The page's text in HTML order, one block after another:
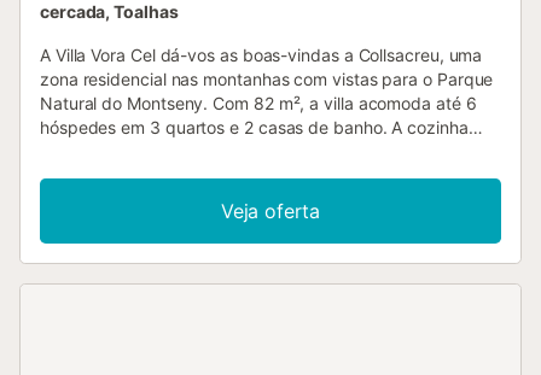
cercada, Toalhas
A Villa Vora Cel dá-vos as boas-vindas a Collsacreu, uma
zona residencial nas montanhas com vistas para o Parque
Natural do Montseny. Com 82 m², a villa acomoda até 6
hóspedes em 3 quartos e 2 casas de banho. A cozinha
vosso conforto, há Wi-Fi adequado para videochamadas,
televisão, ventoinha, aquecimento na sala e nos quartos, e
máquina de lavar roupa. No exterior, desfrutem do jardim
privado e de 2 terraços descobertos: um ideal para
Veja oferta